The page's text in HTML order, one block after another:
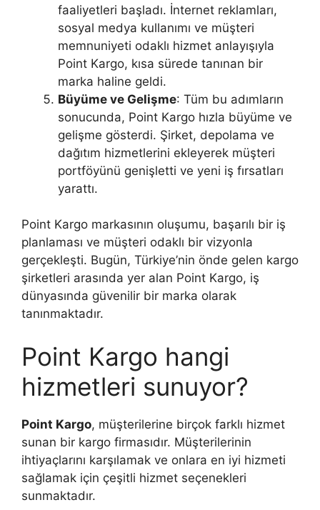
faaliyetleri başladı. İnternet reklamları,
sosyal medya kullanımı ve müşteri
memnuniyeti odaklı hizmet anlayışıyla
Point Kargo, kısa sürede tanınan bir
marka haline geldi.
Büyüme ve Gelişme: Tüm bu adımların
sonucunda, Point Kargo hızla büyüme ve
gelişme gösterdi. Şirket, depolama ve
dağıtım hizmetlerini ekleyerek müşteri
portföyünü genişletti ve yeni iş fırsatları
yarattı.
Point Kargo markasının oluşumu, başarılı bir iş
planlaması ve müşteri odaklı bir vizyonla
gerçekleşti. Bugün, Türkiye’nin önde gelen kargo
şirketleri arasında yer alan Point Kargo, iş
dünyasında güvenilir bir marka olarak
tanınmaktadır.
Point Kargo hangi
hizmetleri sunuyor?
Point Kargo, müşterilerine birçok farklı hizmet
sunan bir kargo firmasıdır. Müşterilerinin
ihtiyaçlarını karşılamak ve onlara en iyi hizmeti
sağlamak için çeşitli hizmet seçenekleri
sunmaktadır.